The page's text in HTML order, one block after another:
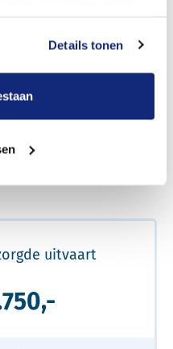
Details tonen
uitvaart